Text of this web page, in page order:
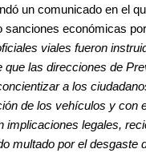
un comunicado en el
sanciones económicas
viales fueron
las direcciones de
a los
de los vehículos y
implicaciones legales, r
multado por el